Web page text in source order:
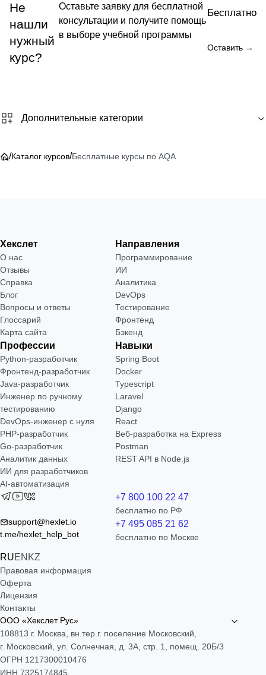
Не
нашли
нужный
курс?
Оставьте заявку для бесплатной
консультации и получите помощь
в выборе учебной программы
Бесплатно
Оставить →
Дополнительные категории
/Каталог курсов/Бесплатные курсы по AQA
Хекслет
О нас
Отзывы
Справка
Блог
Вопросы и ответы
Глоссарий
Карта сайта
Направления
Программирование
ИИ
Аналитика
DevOps
Тестирование
Фронтенд
Бэкенд
Профессии
Python-разработчик
Фронтенд-разработчик
Java-разработчик
Инженер по ручному
тестированию
DevOps-инженер с нуля
РНР-разработчик
Go-разработчик
Аналитик данных
ИИ для разработчиков
AI-автоматизация
Навыки
Spring Boot
Docker
Typescript
Laravel
Django
React
Веб-разработка на Express
Postman
REST API в Node.js
support@hexlet.io
t.me/hexlet_help_bot
RUEN KZ
+7 800 100 22 47
бесплатно по РФ
+7 495 085 21 62
бесплатно по Москве
Правовая информация
Оферта
Лицензия
Контакты
ООО «Хекслет Рус»
108813 г. Москва, вн.тер.г. поселение Московский,
г. Московский, ул. Солнечная, д. 3А, стр. 1, помещ. 20Б/3
ОГРН 1217300010476
ИНН 7325174845